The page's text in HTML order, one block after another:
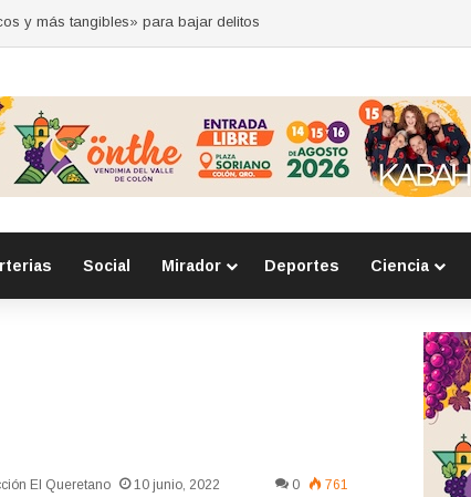
y más tangibles» para bajar delitos
Social Mirador Deportes Ciencia
El Queretano 10 junio, 2022 0 761